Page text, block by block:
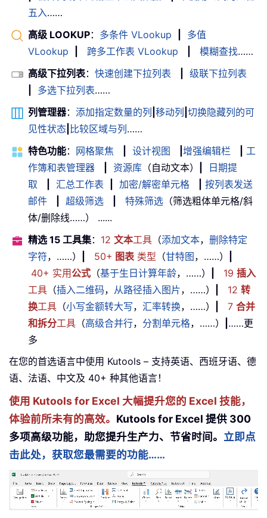
五入……
高级 LOOKUP： 多条件 VLookup
多值
VLookup
跨多工作表 VLookup 模糊查找……
高级下拉列表： 快速创建下拉列表
级联下拉列表
多选下拉列表……
列管理器： 添加指定数量的列 移动列 切换隐藏列的可
见性状态 比较区域与列 ……
特色功能： 网格聚焦 设计视图 增强编辑栏
工
作簿和表管理器
资源库 （自动文本）
日期提
取
汇总工作表 加密/解密单元格
按列表发送
邮件
超级筛选 特殊筛选 （筛选粗体单元格/斜
体/删除线……） ......
精选 15 工具集： 12 文本工具 （添加文本， 删除特定
字符，……） 50+ 图表类型 （甘特图 ，……）
40+ 实用公式 （基于生日计算年龄，……） 19 插入
工具 （插入二维码， 从路径插入图片，……） 12 转
换工具 （小写金额转大写， 汇率转换，……） 7 合并
和拆分工具 （高级合并行， 分割单元格，……）
……更
多
在您的首选语言中使用 Kutools – 支持英语、西班牙语、德
语、法语、中文及 40+ 种其他语言！
使用 Kutools for Excel 大幅提升您的 Excel 技能，
体验前所未有的高效。 Kutools for Excel 提供 300
多项高级功能，助您提升生产力、节省时间。 立即点
击此处，获取您最需要的功能……